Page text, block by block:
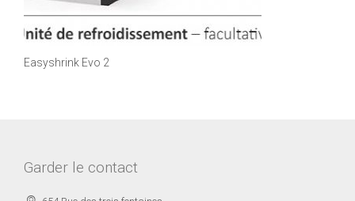
Easyshrink Evo 2
Garder le contact